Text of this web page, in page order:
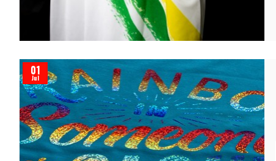
01
Jul